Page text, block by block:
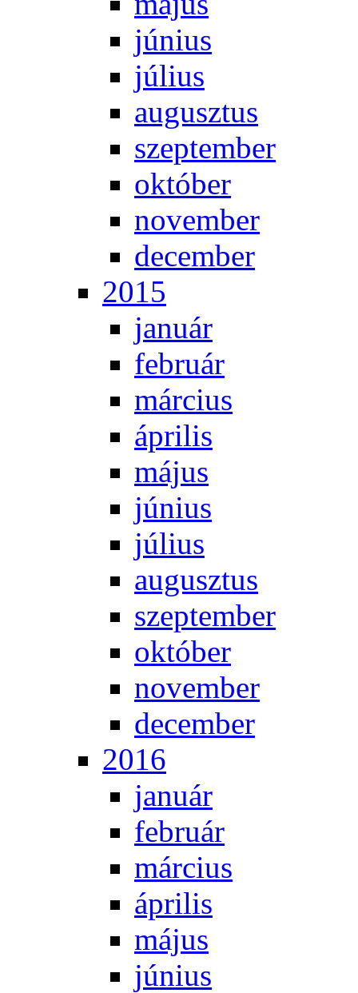
jú­ni­us
jú­li­us
au­gusz­tus
szep­tem­ber
ok­tó­ber
no­vem­ber
de­cem­ber
2015
ja­nu­ár
feb­ru­ár
már­ci­us
áp­ri­lis
má­jus
jú­ni­us
jú­li­us
au­gusz­tus
szep­tem­ber
ok­tó­ber
no­vem­ber
de­cem­ber
2016
ja­nu­ár
feb­ru­ár
már­ci­us
áp­ri­lis
má­jus
jú­ni­us